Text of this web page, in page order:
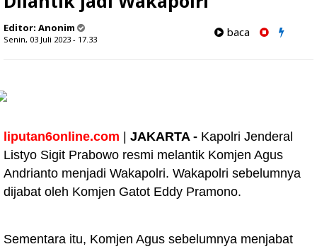
Editor: Anonim
Senin, 03 Juli 2023 - 17.33
baca
liputan6online.com JAKARTA - Kapolri Jenderal
Listyo Sigit Prabowo resmi melantik Komjen Agus
Andrianto menjadi Wakapolri. Wakapolri sebelumnya
dijabat oleh Komjen Gatot Eddy Pramono.
Sementara itu, Komjen Agus sebelumnya menjabat